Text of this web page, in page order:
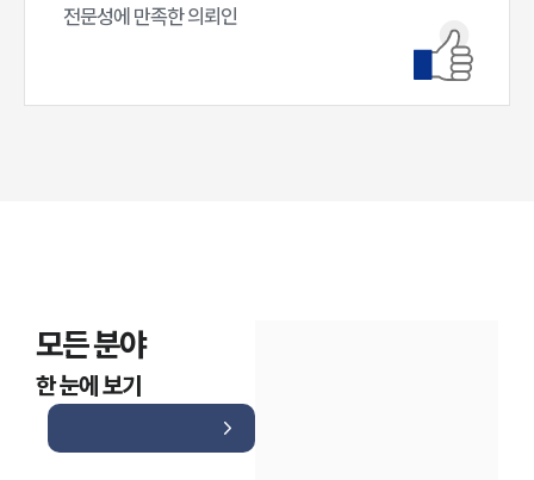
전문성에 만족한 의뢰인
모든 분야
한 눈에 보기